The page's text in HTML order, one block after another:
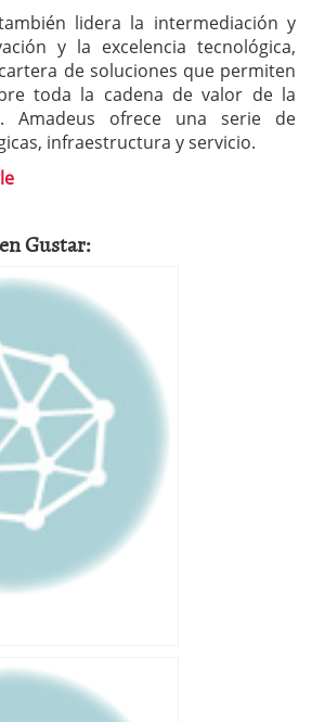
lidera la intermediación y
y la excelencia tecnológica,
de soluciones que permiten
toda la cadena de valor de la
Amadeus ofrece una serie de
infraestructura y servicio.
Gustar: